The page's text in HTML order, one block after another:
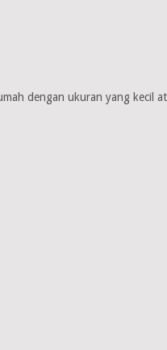
dengan ukuran yang kecil